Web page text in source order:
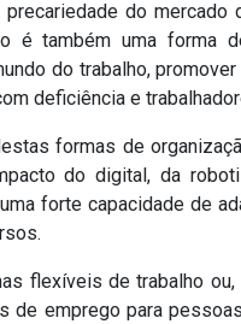
precariedade do
é também uma forma
do trabalho,
deficiência e
formas de
do digital, da
forte capacidade de
flexíveis de trabalho
de emprego para